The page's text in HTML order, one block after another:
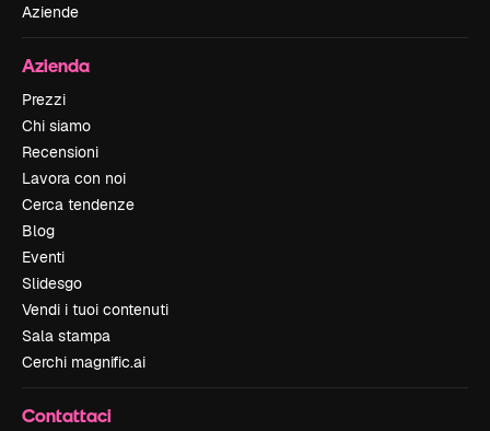
Aziende
Azienda
Prezzi
Chi siamo
Recensioni
Lavora con noi
Cerca tendenze
Blog
Eventi
Slidesgo
Vendi i tuoi contenuti
Sala stampa
Cerchi magnific.ai
Contattaci